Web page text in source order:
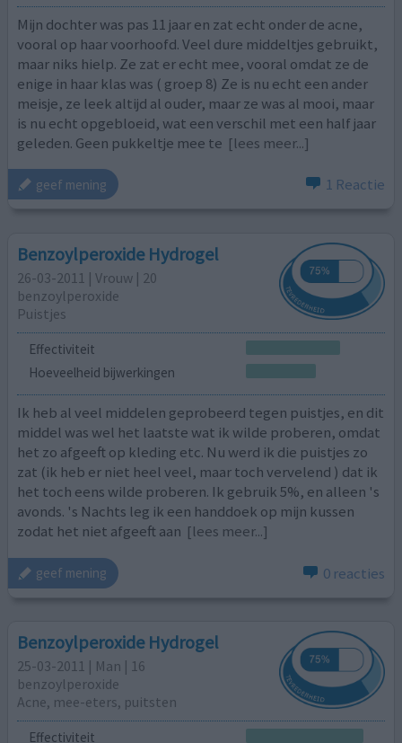
Mijn dochter was pas 11 jaar en zat echt onder de acne,
vooral op haar voorhoofd. Veel dure middeltjes gebruikt,
maar niks hielp. Ze zat er echt mee, vooral omdat ze de
enige in haar klas was ( groep 8) Ze is nu echt een ander
meisje, ze leek altijd al ouder, maar ze was al mooi, maar
is nu echt opgebloeid, wat een verschil met een half jaar
geleden. Geen pukkeltje mee te [lees meer...]
geef mening 1 Reactie
Benzoylperoxide Hydrogel
26-03-2011 | Vrouw | 20
benzoylperoxide
Puistjes
Effectiviteit
Hoeveelheid bijwerkingen
Ik heb al veel middelen geprobeerd tegen puistjes, en dit
middel was wel het laatste wat ik wilde proberen, omdat
het zo afgeeft op kleding etc. Nu werd ik die puistjes zo
zat (ik heb er niet heel veel, maar toch vervelend ) dat ik
het toch eens wilde proberen. Ik gebruik 5%, en alleen 's
avonds. 's Nachts leg ik een handdoek op mijn kussen
zodat het niet afgeeft aan [lees meer...]
geef mening 0 reacties
Benzoylperoxide Hydrogel
25-03-2011 | Man | 16
benzoylperoxide
Acne, mee-eters, puitsten
Effectiviteit